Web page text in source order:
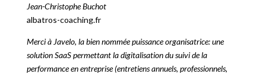
Jean-Christophe Buchot
albatros-coaching.fr
Merci à Javelo, la bien nommée puissance organisatrice: une
solution SaaS permettant la digitalisation du suivi de la
performance en entreprise (entretiens annuels, professionnels,